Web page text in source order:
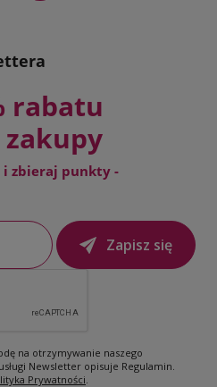
rabatu
i zbieraj punkty -
Zapisz się
na otrzymywanie naszego
Newsletter opisuje Regulamin.
Prywatności